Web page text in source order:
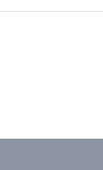
宿主の免疫
。
チンを放射線
たが、人間